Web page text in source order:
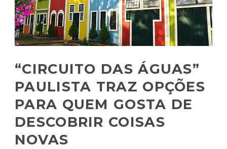
“CIRCUITO DAS ÁGUAS”
PAULISTA TRAZ OPÇÕES
PARA QUEM GOSTA DE
DESCOBRIR COISAS
NOVAS